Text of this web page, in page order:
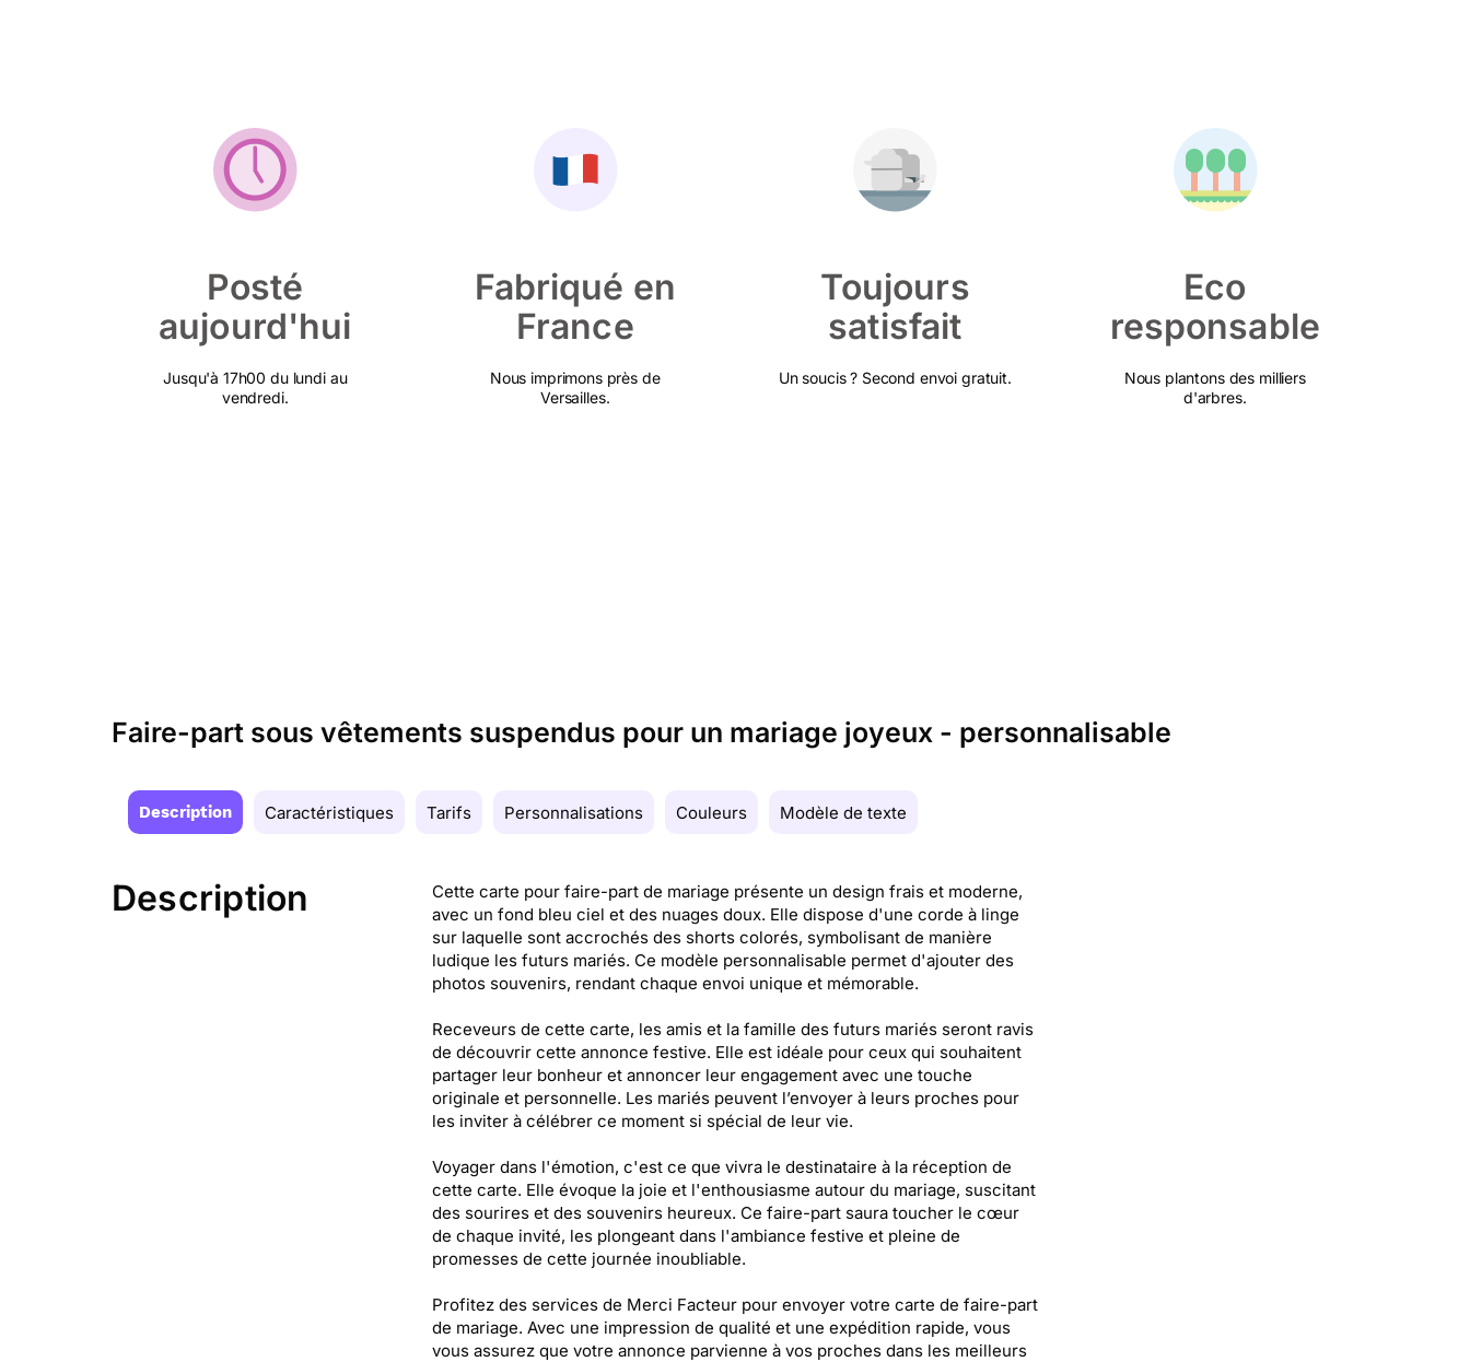
Posté
aujourd'hui
Jusqu'à 17h00 du lundi au
vendredi.
Fabriqué en
France
Nous imprimons près de
Versailles.
Toujours
satisfait
Un soucis ? Second envoi gratuit.
Eco
responsable
Nous plantons des milliers
d'arbres.
Faire-part sous vêtements suspendus pour un mariage joyeux - personnalisable
Description Caractéristiques Tarifs Personnalisations Couleurs Modèle de texte
Description
Cette carte pour faire-part de mariage présente un design frais et moderne,
avec un fond bleu ciel et des nuages doux. Elle dispose d'une corde à linge
sur laquelle sont accrochés des shorts colorés, symbolisant de manière
ludique les futurs mariés. Ce modèle personnalisable permet d'ajouter des
photos souvenirs, rendant chaque envoi unique et mémorable.
Receveurs de cette carte, les amis et la famille des futurs mariés seront ravis
de découvrir cette annonce festive. Elle est idéale pour ceux qui souhaitent
partager leur bonheur et annoncer leur engagement avec une touche
originale et personnelle. Les mariés peuvent l’envoyer à leurs proches pour
les inviter à célébrer ce moment si spécial de leur vie.
Voyager dans l'émotion, c'est ce que vivra le destinataire à la réception de
cette carte. Elle évoque la joie et l'enthousiasme autour du mariage, suscitant
des sourires et des souvenirs heureux. Ce faire-part saura toucher le cœur
de chaque invité, les plongeant dans l'ambiance festive et pleine de
promesses de cette journée inoubliable.
Profitez des services de Merci Facteur pour envoyer votre carte de faire-part
de mariage. Avec une impression de qualité et une expédition rapide, vous
vous assurez que votre annonce parvienne à vos proches dans les meilleurs